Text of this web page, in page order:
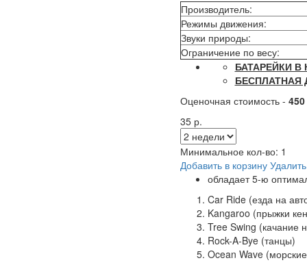
Производитель:
Режимы движения:
Звуки природы:
Ограничение по весу:
БАТАРЕЙКИ
БЕСПЛАТНАЯ
Оценочная стоимость -
35 р.
Минимальное кол-во: 1
Добавить в корзину
обладает 5-ю
Car Ride (езда на
Kangaroo (прыжки
Tree Swing (качание
Rock-A-Bye (танцы)
Ocean Wave